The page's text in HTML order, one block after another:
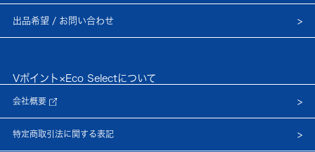
出品希望 / お問い合わせ
Vポイント×Eco Selectについて
会社概要
特定商取引法に関する表記